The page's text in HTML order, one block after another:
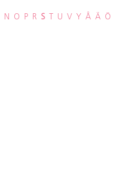
N O P R S T U V Y Å Ä Ö